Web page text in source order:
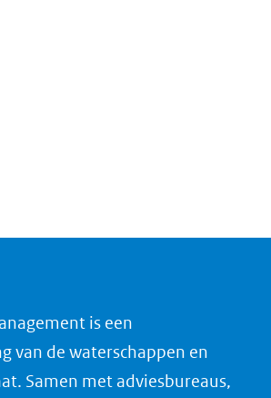
is een
van de waterschappen en
Samen met adviesbureaus,